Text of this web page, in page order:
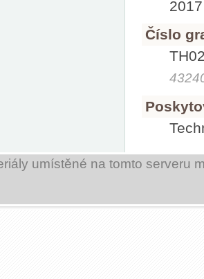
Číslo
umístěné na tomto serveru